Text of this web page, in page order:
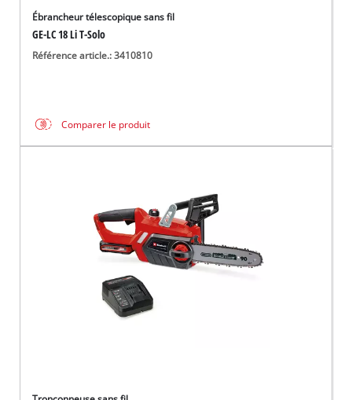
Ébrancheur télescopique sans fil
GE-LC 18 Li T-Solo
Référence article.: 3410810
Comparer le produit